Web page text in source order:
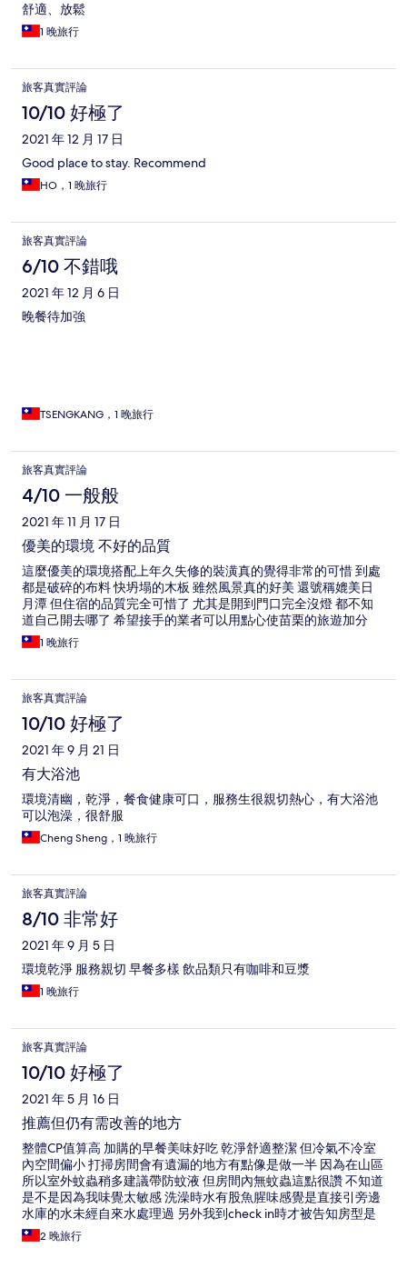
舒適、放鬆
1 晚旅行
旅客真實評論
10/10 好極了
2021 年 12 月 17 日
Good place to stay. Recommend
HO，1 晚旅行
旅客真實評論
6/10 不錯哦
2021 年 12 月 6 日
晚餐待加強
TSENGKANG，1 晚旅行
旅客真實評論
4/10 一般般
2021 年 11 月 17 日
優美的環境 不好的品質
這麼優美的環境搭配上年久失修的裝潢真的覺得非常的可惜 到處
都是破碎的布料 快坍塌的木板 雖然風景真的好美 還號稱媲美日
月潭 但住宿的品質完全可惜了 尤其是開到門口完全沒燈 都不知
道自己開去哪了 希望接手的業者可以用點心使苗栗的旅遊加分
1 晚旅行
旅客真實評論
10/10 好極了
2021 年 9 月 21 日
有大浴池
環境清幽，乾淨，餐食健康可口，服務生很親切熱心，有大浴池
可以泡澡，很舒服
Cheng Sheng，1 晚旅行
旅客真實評論
8/10 非常好
2021 年 9 月 5 日
環境乾淨 服務親切 早餐多樣 飲品類只有咖啡和豆漿
1 晚旅行
旅客真實評論
10/10 好極了
2021 年 5 月 16 日
推薦但仍有需改善的地方
整體CP值算高 加購的早餐美味好吃 乾淨舒適整潔 但冷氣不冷室
內空間偏小 打掃房間會有遺漏的地方有點像是做一半 因為在山區
所以室外蚊蟲稍多建議帶防蚊液 但房間內無蚊蟲這點很讚 不知道
是不是因為我味覺太敏感 洗澡時水有股魚腥味感覺是直接引旁邊
水庫的水未經自來水處理過 另外我到check in時才被告知房型是
無電視冰箱跟網路訂房網路 希望未來能在訂房網上特別加注 櫃檯
服務人員親切環境幽美 到了晚上又有另一種氣氛 適合情旅散步
2 晚旅行